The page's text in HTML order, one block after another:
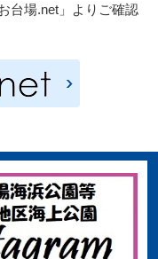
台場.net」よりご確認